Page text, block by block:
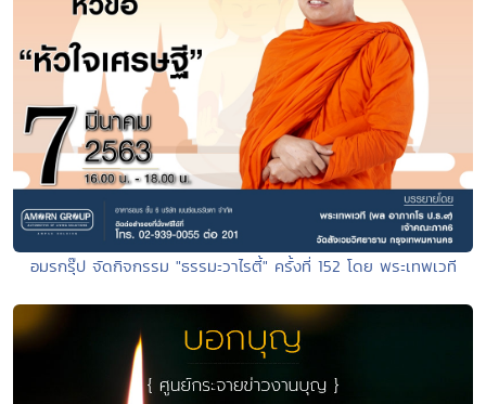
อมรกรุ๊ป จัดกิจกรรม "ธรรมะวาไรตี้" ครั้งที่ 152 โดย พระเทพเวที